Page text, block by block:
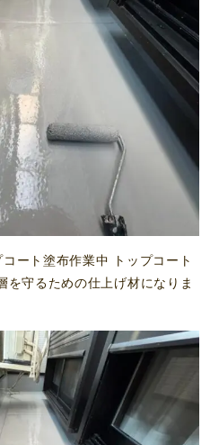
ート塗布作業中 トップコート
を守るための仕上げ材になりま